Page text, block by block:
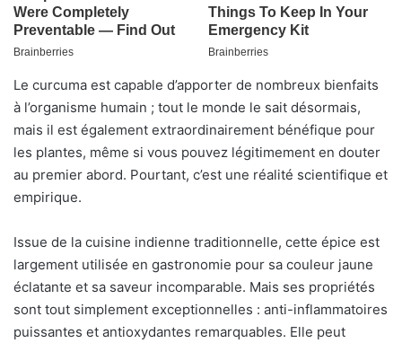
Le curcuma est capable d’apporter de nombreux bienfaits
à l’organisme humain ; tout le monde le sait désormais,
mais il est également extraordinairement bénéfique pour
les plantes, même si vous pouvez légitimement en douter
au premier abord. Pourtant, c’est une réalité scientifique et
empirique.
Issue de la cuisine indienne traditionnelle, cette épice est
largement utilisée en gastronomie pour sa couleur jaune
éclatante et sa saveur incomparable. Mais ses propriétés
sont tout simplement exceptionnelles : anti-inflammatoires
puissantes et antioxydantes remarquables. Elle peut